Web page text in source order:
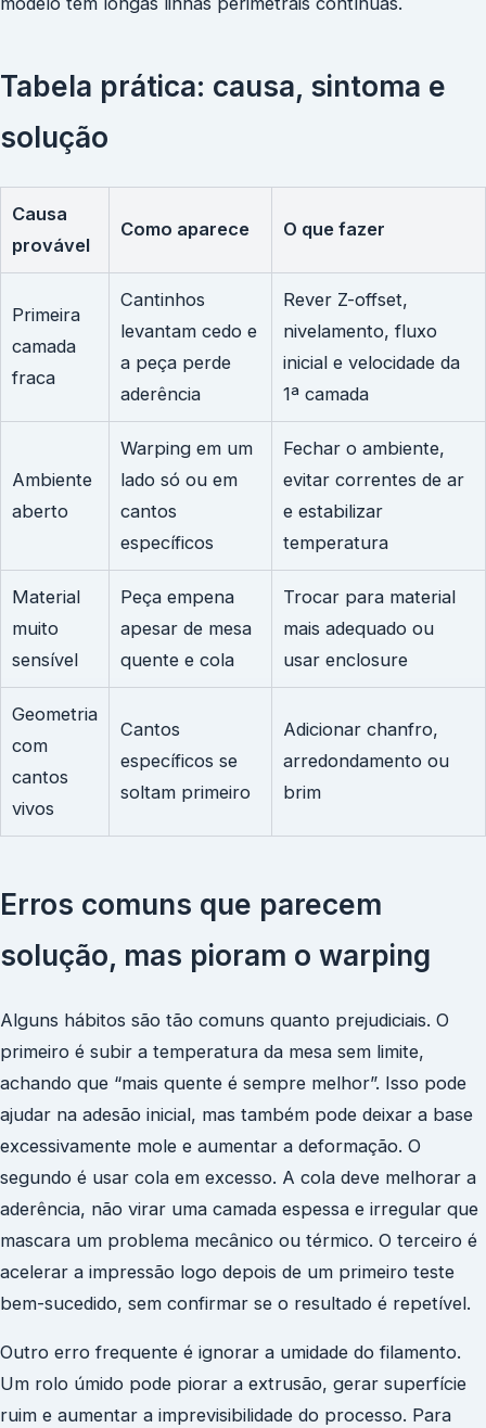
Tabela prática: causa, sintoma e
solução
Causa
provável
Como aparece O que fazer
Primeira
camada
fraca
Cantinhos
levantam cedo e
a peça perde
aderência
Rever Z-offset,
nivelamento, fluxo
inicial e velocidade da
1ª camada
Ambiente
aberto
Warping em um
lado só ou em
cantos
específicos
Fechar o ambiente,
evitar correntes de ar
e estabilizar
temperatura
Material
muito
sensível
Peça empena
apesar de mesa
quente e cola
Trocar para material
mais adequado ou
usar enclosure
Geometria
com
cantos
vivos
Cantos
específicos se
soltam primeiro
Adicionar chanfro,
arredondamento ou
brim
Erros comuns que parecem
solução, mas pioram o warping
Alguns hábitos são tão comuns quanto prejudiciais. O
primeiro é subir a temperatura da mesa sem limite,
achando que “mais quente é sempre melhor”. Isso pode
ajudar na adesão inicial, mas também pode deixar a base
excessivamente mole e aumentar a deformação. O
segundo é usar cola em excesso. A cola deve melhorar a
aderência, não virar uma camada espessa e irregular que
mascara um problema mecânico ou térmico. O terceiro é
acelerar a impressão logo depois de um primeiro teste
bem-sucedido, sem confirmar se o resultado é repetível.
Outro erro frequente é ignorar a umidade do filamento.
Um rolo úmido pode piorar a extrusão, gerar superfície
ruim e aumentar a imprevisibilidade do processo. Para